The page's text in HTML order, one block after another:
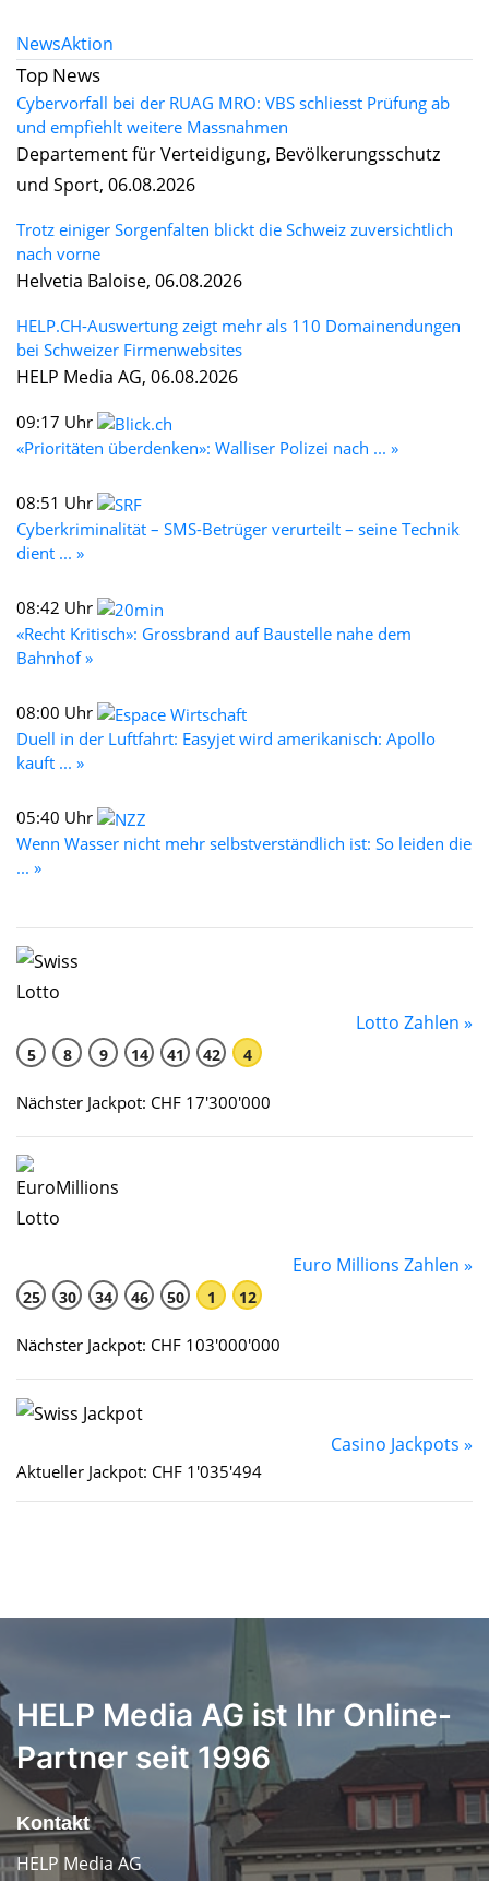
NewsAktion
Top News
Cybervorfall bei der RUAG MRO: VBS schliesst Prüfung ab
und empfiehlt weitere Massnahmen
Departement für Verteidigung, Bevölkerungsschutz
und Sport, 06.08.2026
Trotz einiger Sorgenfalten blickt die Schweiz zuversichtlich
nach vorne
Helvetia Baloise, 06.08.2026
HELP.CH-Auswertung zeigt mehr als 110 Domainendungen
bei Schweizer Firmenwebsites
HELP Media AG, 06.08.2026
09:17 Uhr
«Prioritäten überdenken»: Walliser Polizei nach ... »
08:51 Uhr
Cyberkriminalität – SMS-Betrüger verurteilt – seine Technik
dient ... »
08:42 Uhr
«Recht Kritisch»: Grossbrand auf Baustelle nahe dem
Bahnhof »
08:00 Uhr
Duell in der Luftfahrt: Easyjet wird amerikanisch: Apollo
kauft ... »
05:40 Uhr
Wenn Wasser nicht mehr selbstverständlich ist: So leiden die
... »
Lotto Zahlen »
5 8 9 14 41 42 4
Nächster Jackpot: CHF 17'300'000
Euro Millions Zahlen »
25 30 34 46 50 1 12
Nächster Jackpot: CHF 103'000'000
Casino Jackpots »
Aktueller Jackpot: CHF 1'035'494
HELP Media AG ist Ihr Online-
Partner seit 1996
Kontakt
HELP Media AG